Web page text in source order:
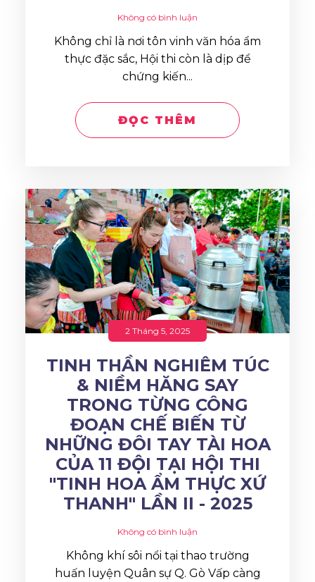
Không có bình luận
Không chỉ là nơi tôn vinh văn hóa ẩm
thực đặc sắc, Hội thi còn là dịp để
chứng kiến...
ĐỌC THÊM
2 Tháng 5, 2025
TINH THẦN NGHIÊM TÚC
& NIỀM HĂNG SAY
TRONG TỪNG CÔNG
ĐOẠN CHẾ BIẾN TỪ
NHỮNG ĐÔI TAY TÀI HOA
CỦA 11 ĐỘI TẠI HỘI THI
"TINH HOA ẨM THỰC XỨ
THANH" LẦN II - 2025
Không có bình luận
Không khí sôi nổi tại thao trường
huấn luyện Quân sự Q. Gò Vấp càng